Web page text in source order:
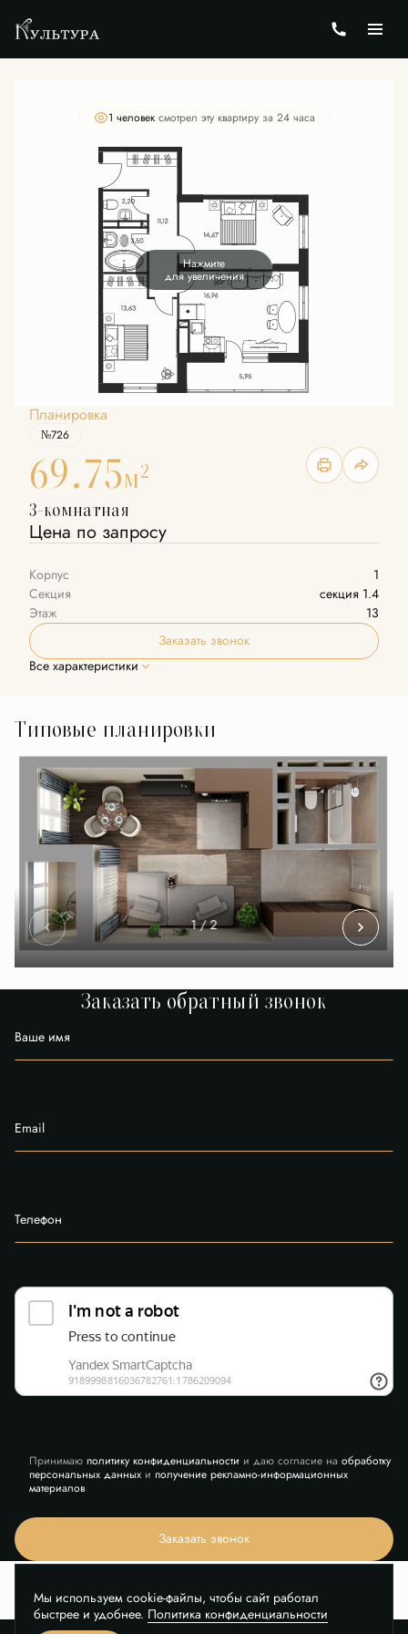
3-комнатная Цена по запросу
1 человек смотрел эту квартиру за 24 часа
Нажмите
для увеличения
Планировка
№726
69.75м2
3-комнатная
Цена по запросу
Корпус
1
Секция
секция 1.4
Этаж
13
Заказать звонок
Все характеристики
Типовые планировки
1 / 2
Заказать обратный звонок
Ваше имя
Email
Телефон
Принимаю политику конфиденциальности и даю согласие на обработку
персональных данныхи получение рекламно-информационных
материалов
Заказать звонок
Мы используем cookie-файлы, чтобы сайт работал
быстрее и удобнее. Политика конфиденциальности